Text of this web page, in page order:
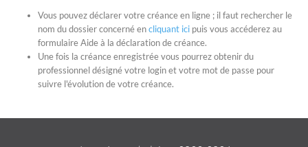
Vous pouvez déclarer votre créance en ligne ; il faut rechercher le
nom du dossier concerné encliquant ici puis vous accéderez au
formulaire Aide à la déclaration de créance.
Une fois la créance enregistrée vous pourrez obtenir du
professionnel désigné votre login et votre mot de passe pour
suivre l'évolution de votre créance.